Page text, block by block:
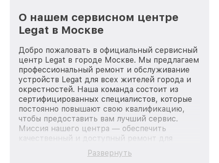
О нашем сервисном центре
Legat в Москве
Добро пожаловать в официальный сервисный
центр Legat в городе Москве. Мы предлагаем
профессиональный ремонт и обслуживание
устройств Legat для всех жителей города и
окрестностей. Наша команда состоит из
сертифицированных специалистов, которые
постоянно повышают свою квалификацию,
чтобы предоставить вам лучший сервис.
Миссия нашего центра — обеспечить
качественный и доступный ремонт для
каждого пользователя продукции Legat, вне
зависимости от сложности поломки. Мы
Развернуть